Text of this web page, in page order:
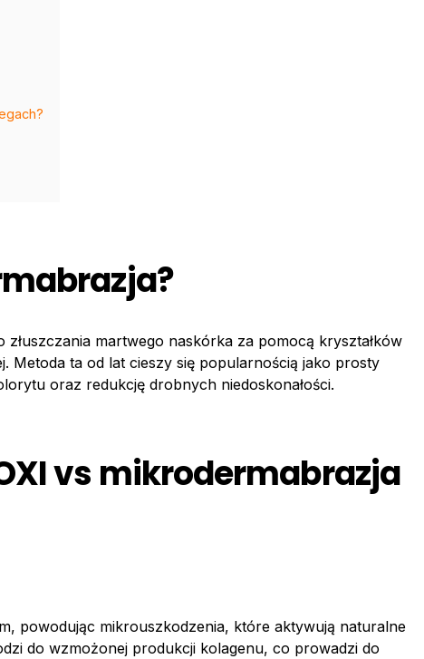
martwego naskórka za pomocą kryształków
Metoda ta od lat cieszy się popularnością jako prosty
oraz redukcję drobnych niedoskonałości.
vs mikrodermabrazja
powodując mikrouszkodzenia, które aktywują naturalne
do wzmożonej produkcji kolagenu, co prowadzi do